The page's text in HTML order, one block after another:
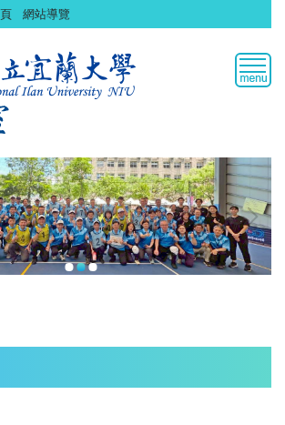
網站導覽